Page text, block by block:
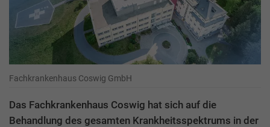
Fachkrankenhaus Coswig GmbH
Das Fachkrankenhaus Coswig hat sich auf die
Behandlung des gesamten Krankheitsspektrums in der